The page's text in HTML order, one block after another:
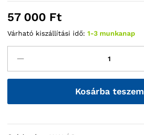
57 000 Ft
Várható kiszállítási idő: 1-3 munkanap
Kosárba teszem